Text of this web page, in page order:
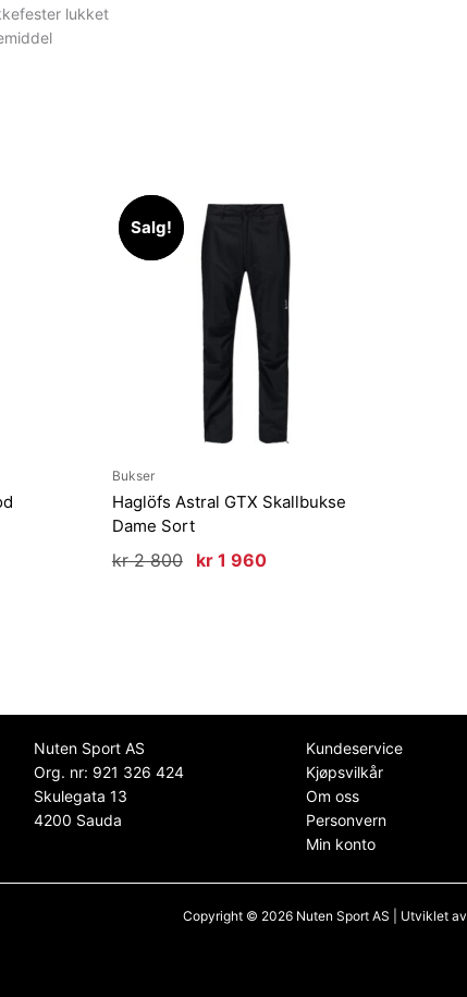
lukket
Salg!
Salg!
Bukser
Haglöfs Astral GTX Skallbukse
Dame Sort
kr2 800
Opprinnelig
kr1 960Nåværende
Nuten Sport AS
Org. nr: 921 326 424
Skulegata 13
4200 Sauda
Kundeservice
Kjøpsvilkår
Om oss
Personvern
Min konto
Copyright © 2026 Nuten Sport AS | Utviklet av